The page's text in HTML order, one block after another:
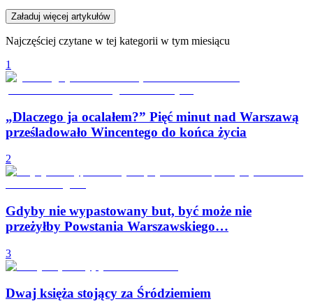
Załaduj więcej artykułów
Najczęściej czytane w tej kategorii w tym miesiącu
1
„Dlaczego ja ocalałem?” Pięć minut nad Warszawą
prześladowało Wincentego do końca życia
2
Gdyby nie wypastowany but, być może nie
przeżyłby Powstania Warszawskiego…
3
Dwaj księża stojący za Śródziemiem